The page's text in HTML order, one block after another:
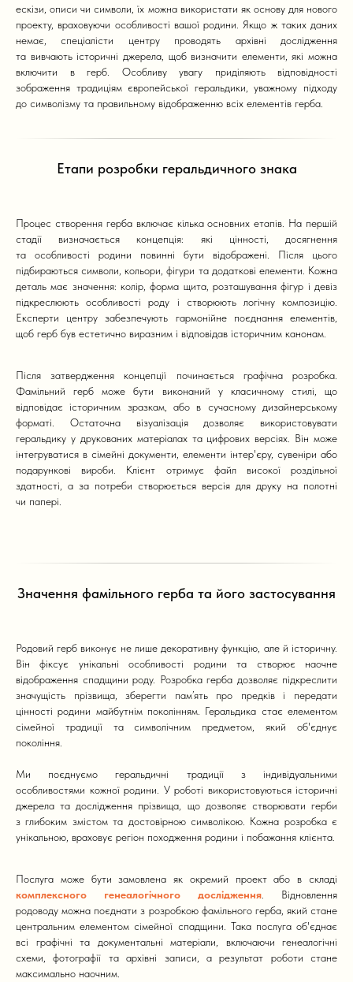
ескізи, описи чи символи, їх можна використати як основу для нового
проекту, враховуючи особливості вашої родини. Якщо ж таких даних
немає, спеціалісти центру проводять архівні дослідження
та вивчають історичні джерела, щоб визначити елементи, які можна
включити в герб. Особливу увагу приділяють відповідності
зображення традиціям європейської геральдики, уважному підходу
до символізму та правильному відображенню всіх елементів герба.
Етапи розробки геральдичного знака
Процес створення герба включає кілька основних етапів. На першій
стадії визначається концепція: які цінності, досягнення
та особливості родини повинні бути відображені. Після цього
підбираються символи, кольори, фігури та додаткові елементи. Кожна
деталь має значення: колір, форма щита, розташування фігур і девіз
підкреслюють особливості роду і створюють логічну композицію.
Експерти центру забезпечують гармонійне поєднання елементів,
щоб герб був естетично виразним і відповідав історичним канонам.
Після затвердження концепції починається графічна розробка.
Фамільний герб може бути виконаний у класичному стилі, що
відповідає історичним зразкам, або в сучасному дизайнерському
форматі. Остаточна візуалізація дозволяє використовувати
геральдику у друкованих матеріалах та цифрових версіях. Він може
інтегруватися в сімейні документи, елементи інтер'єру, сувеніри або
подарункові вироби. Клієнт отримує файл високої роздільної
здатності, а за потреби створюється версія для друку на полотні
чи папері.
Значення фамільного герба та його застосування
Родовий герб виконує не лише декоративну функцію, але й історичну.
Він фіксує унікальні особливості родини та створює наочне
відображення спадщини роду. Розробка герба дозволяє підкреслити
значущість прізвища, зберегти пам’ять про предків і передати
цінності родини майбутнім поколінням. Геральдика стає елементом
сімейної традиції та символічним предметом, який об'єднує
покоління.
Ми поєднуємо геральдичні традиції з індивідуальними
особливостями кожної родини. У роботі використовуються історичні
джерела та дослідження прізвища, що дозволяє створювати герби
з глибоким змістом та достовірною символікою. Кожна розробка є
унікальною, враховує регіон походження родини і побажання клієнта.
Послуга може бути замовлена як окремий проект або в складі
комплексного генеалогічного дослідження . Відновлення
родоводу можна поєднати з розробкою фамільного герба, який стане
центральним елементом сімейної спадщини. Така послуга об'єднає
всі графічні та документальні матеріали, включаючи генеалогічні
схеми, фотографії та архівні записи, а результат роботи стане
максимально наочним.